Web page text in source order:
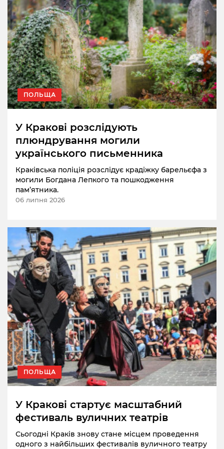
ПОЛЬЩА
У Кракові розслідують
плюндрування могили
українського письменника
Краківська поліція розслідує крадіжку барельєфа з
могили Богдана Лепкого та пошкодження
пам’ятника.
06 липня 2026
ПОЛЬЩА
У Кракові стартує масштабний
фестиваль вуличних театрів
Сьогодні Краків знову стане місцем проведення
одного з найбільших фестивалів вуличного театру